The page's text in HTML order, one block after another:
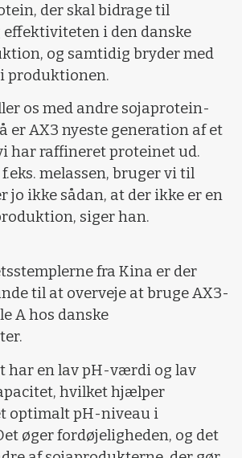
der skal bidrage til
i den danske
og samtidig bryder med
produktionen.
os med andre sojaprotein-
er AX3 nyeste generation af et
har raffineret proteinet ud.
melassen, bruger vi til
jo ikke sådan, at der ikke er en
siger han.
fra Kina er der
til at overveje at bruge AX3-
A hos danske
har en lav pH-værdi og lav
hvilket hjælper
optimalt pH-niveau i
øger fordøjeligheden, og det